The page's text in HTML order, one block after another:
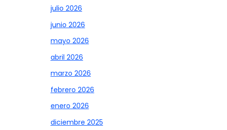
julio 2026
junio 2026
mayo 2026
abril 2026
marzo 2026
febrero 2026
enero 2026
diciembre 2025